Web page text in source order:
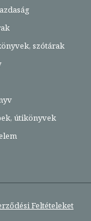
szótárak
útikönyvek
Feltételeket